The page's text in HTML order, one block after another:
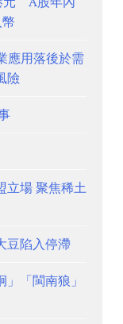
用落後於需
險
立場 聚焦稀土
豆陷入停滯
「閩南狼」